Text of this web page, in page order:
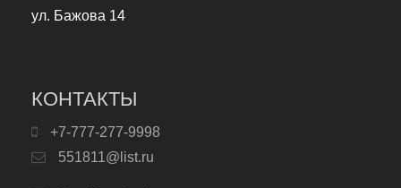
ул. Бажова 14
КОНТАКТЫ
+7-777-277-9998
551811@list.ru